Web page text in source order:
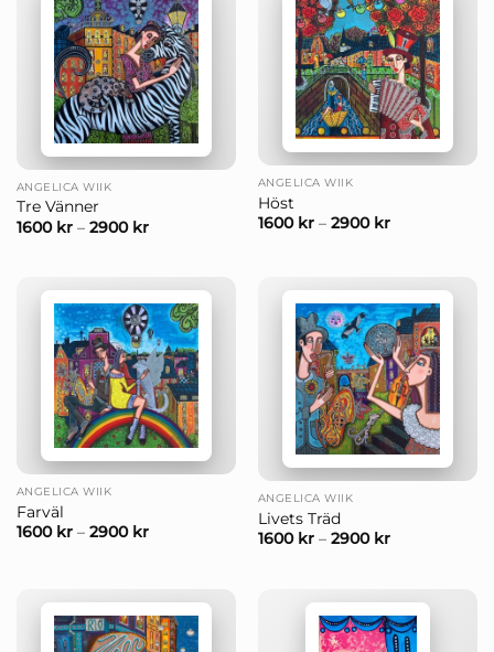
ANGELICA WIIK
Tre Vänner
1600 kr– 2900 kr
ANGELICA WIIK
Höst
1600 kr– 2900 kr
ANGELICA WIIK
Farväl
1600 kr– 2900 kr
ANGELICA WIIK
Livets Träd
1600 kr– 2900 kr